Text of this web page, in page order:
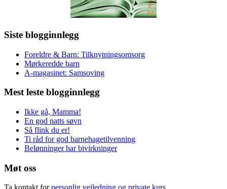
Siste blogginnlegg
Foreldre & Barn: Tilknytningsomsorg
Mørkeredde barn
A-magasinet: Samsoving
Mest leste blogginnlegg
Ikke gå, Mamma!
En god natts søvn
Så flink du er!
Ti råd for god barnehagetilvenning
Belønninger har bivirkninger
Møt oss